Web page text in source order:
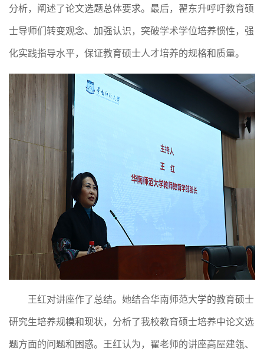
分析，阐述了论文选题总体要求。最后，翟东升呼吁教育硕
士导师们 转变观念、 加强认识， 突破学术学位培养惯性，强
化实践指导水平，保证教育硕士人才培养的规格和质量。
王红对讲座作了总结。她结合华南师范大学的教育硕士
研究生培养规模和现状，分析了我校教育硕士培养中论文选
题方面的问题和困惑。王红认为，翟老师的讲座高屋建瓴、